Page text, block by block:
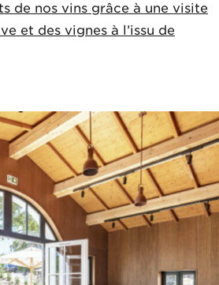
de nos vins grâce à une visite
et des vignes à l’issu de